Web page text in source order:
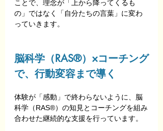
ことで、理念が「上から降ってくるも
の」ではなく「自分たちの言葉」に変わ
っていきます。
脳科学（RAS®）×コーチング
で、行動変容まで導く
体験が「感動」で終わらないように、脳
科学（RAS®）の知見とコーチングを組み
合わせた継続的な支援を行っています。